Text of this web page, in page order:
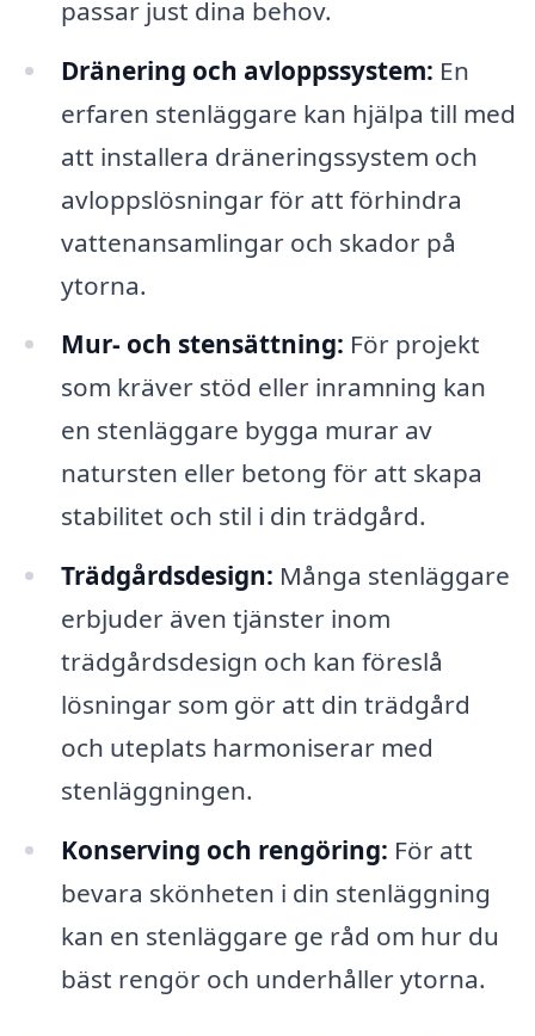
passar just dina behov.
Dränering och avloppssystem: En
erfaren stenläggare kan hjälpa till med
att installera dräneringssystem och
avloppslösningar för att förhindra
vattenansamlingar och skador på
ytorna.
Mur- och stensättning: För projekt
som kräver stöd eller inramning kan
en stenläggare bygga murar av
natursten eller betong för att skapa
stabilitet och stil i din trädgård.
Trädgårdsdesign: Många stenläggare
erbjuder även tjänster inom
trädgårdsdesign och kan föreslå
lösningar som gör att din trädgård
och uteplats harmoniserar med
stenläggningen.
Konserving och rengöring: För att
bevara skönheten i din stenläggning
kan en stenläggare ge råd om hur du
bäst rengör och underhåller ytorna.